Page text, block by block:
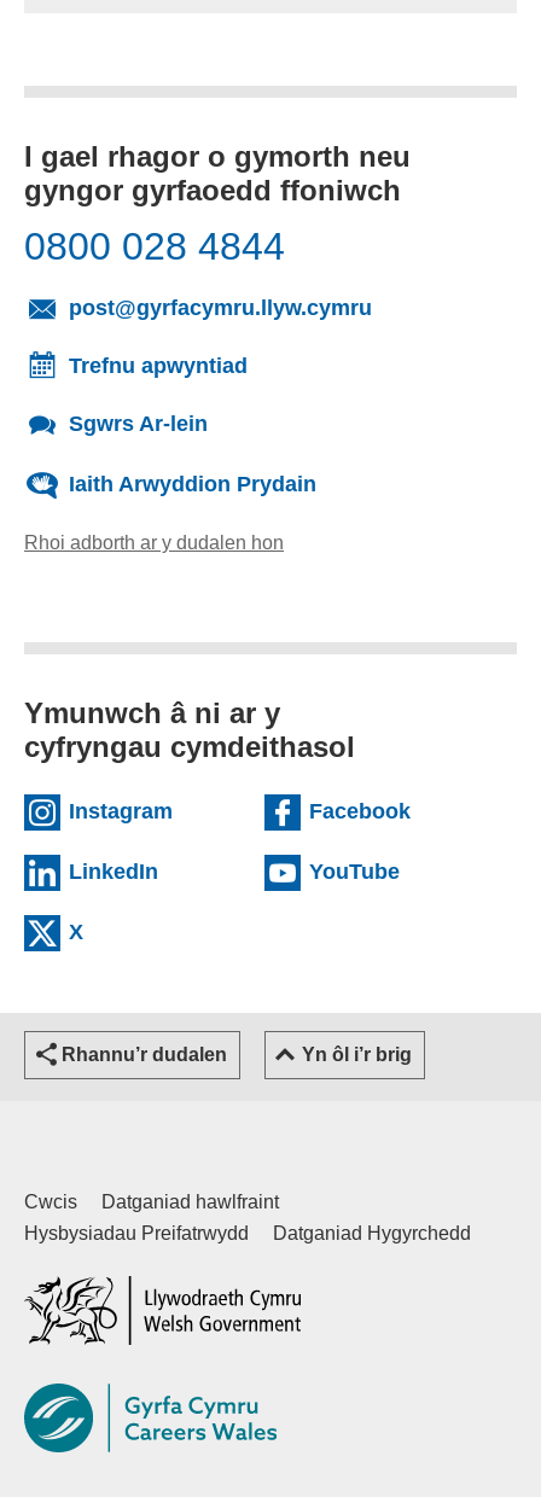
I gael rhagor o gymorth neu
gyngor gyrfaoedd ffoniwch
0800 028 4844
post@gyrfacymru.llyw.cymru
Trefnu apwyntiad
Sgwrs Ar-lein
Iaith Arwyddion Prydain
Rhoi adborth ar y dudalen hon
Ymunwch â ni ar y
cyfryngau cymdeithasol
Instagram (external websiteCY)
Facebook(external
LinkedIn (external websiteCY)
YouTube(external
X
Rhannu’r dudalen Yn ôl i’r brig
Cwcis
Datganiad hawlfraint
Hysbysiadau Preifatrwydd
Datganiad Hygyrchedd